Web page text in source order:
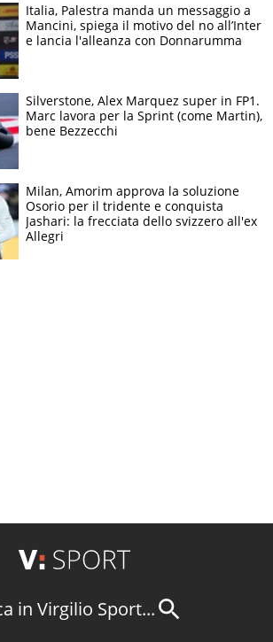
Italia, Palestra manda un messaggio a
Mancini, spiega il motivo del no all’Inter
e lancia l'alleanza con Donnarumma
Silverstone, Alex Marquez super in FP1.
Marc lavora per la Sprint (come Martin),
bene Bezzecchi
Milan, Amorim approva la soluzione
Osorio per il tridente e conquista
Jashari: la frecciata dello svizzero all'ex
Allegri
in Virgilio Sport...